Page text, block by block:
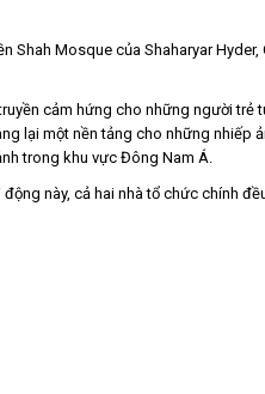
Shah Mosque của Shaharyar Hyder,
cảm hứng cho những người trẻ
lại một nền tảng cho những nhiếp
trong khu vực Đông Nam Á.
này, cả hai nhà tổ chức chính